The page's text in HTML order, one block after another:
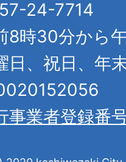
24-7714
8時30分から
日、祝日、年
事業者登録番